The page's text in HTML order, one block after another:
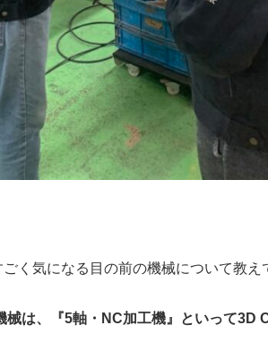
く気になる目の前の機械について教え
械は、『5軸・NC加工機』といって3D